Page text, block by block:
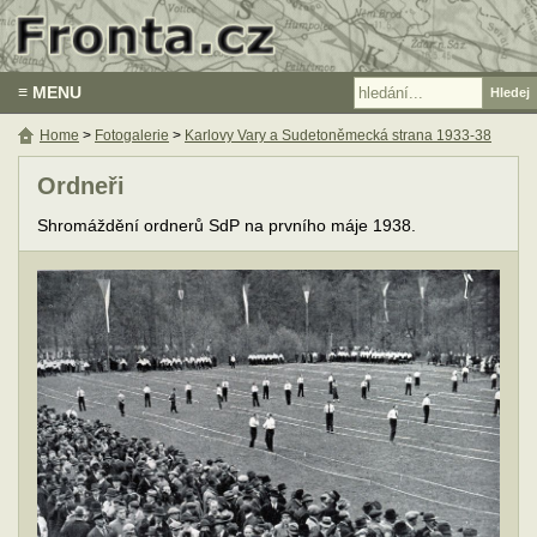
≡ MENU
Ordneři
Shromáždění ordnerů SdP na prvního máje 1938.
Home > Fotogalerie > Karlovy Vary a Sudetoněmecká strana 1933-38